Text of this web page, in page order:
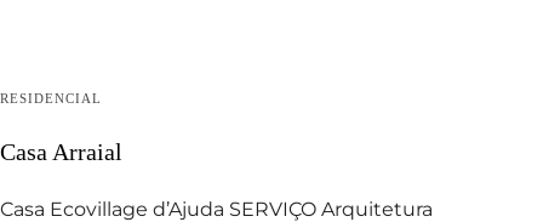
RESIDENCIAL
Casa Arraial
Casa Ecovillage d’Ajuda SERVIÇO Arquitetura